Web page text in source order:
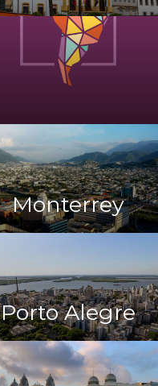
Monterrey
Porto Alegre